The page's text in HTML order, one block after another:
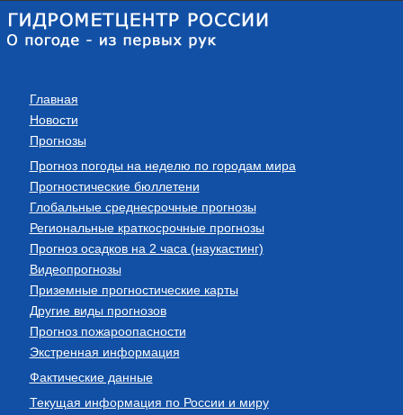
Главная
Новости
Прогнозы
Прогноз погоды на неделю по городам мира
Прогностические бюллетени
Глобальные среднесрочные прогнозы
Региональные краткосрочные прогнозы
Прогноз осадков на 2 часа (наукастинг)
Видеопрогнозы
Приземные прогностические карты
Другие виды прогнозов
Прогноз пожароопасности
Экстренная информация
Фактические данные
Текущая информация по России и миру